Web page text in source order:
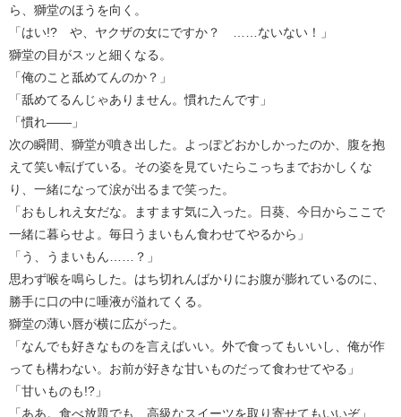
ら、獅堂のほうを向く。
「はい!? や、ヤクザの女にですか？ ……ないない！」
獅堂の目がスッと細くなる。
「俺のこと舐めてんのか？」
「舐めてるんじゃありません。慣れたんです」
「慣れ――」
次の瞬間、獅堂が噴き出した。よっぽどおかしかったのか、腹を抱
えて笑い転げている。その姿を見ていたらこっちまでおかしくな
り、一緒になって涙が出るまで笑った。
「おもしれえ女だな。ますます気に入った。日葵、今日からここで
一緒に暮らせよ。毎日うまいもん食わせてやるから」
「う、うまいもん……？」
思わず喉を鳴らした。はち切れんばかりにお腹が膨れているのに、
勝手に口の中に唾液が溢れてくる。
獅堂の薄い唇が横に広がった。
「なんでも好きなものを言えばいい。外で食ってもいいし、俺が作
っても構わない。お前が好きな甘いものだって食わせてやる」
「甘いものも!?」
「ああ。食べ放題でも、高級なスイーツを取り寄せてもいいぞ」